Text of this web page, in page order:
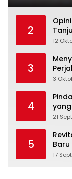
2
12
3
Hati
3
4
21
5
Baru
17